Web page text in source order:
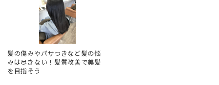
髪の傷みやパサつきなど髪の悩
みは尽きない！髪質改善で美髪
を目指そう